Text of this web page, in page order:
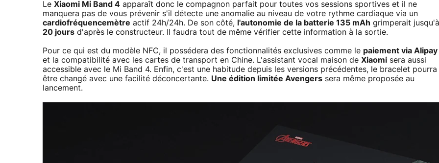
Le Xiaomi Mi Band 4 apparaît donc le compagnon parfait pour toutes vos sessions sportives et il ne
manquera pas de vous prévenir s'il détecte une anomalie au niveau de votre rythme cardiaque via un
cardiofréquencemètre actif 24h/24h. De son côté, l'autonomie de la batterie 135 mAh grimperait jusqu'à
20 jours d'après le constructeur. Il faudra tout de même vérifier cette information à la sortie.
Pour ce qui est du modèle NFC, il possédera des fonctionnalités exclusives comme le paiement via Alipay
et la compatibilité avec les cartes de transport en Chine. L'assistant vocal maison de Xiaomi sera aussi
accessible avec le Mi Band 4. Enfin, c'est une habitude depuis les versions précédentes, le bracelet pourra
être changé avec une facilité déconcertante. Une édition limitée Avengers sera même proposée au
lancement.